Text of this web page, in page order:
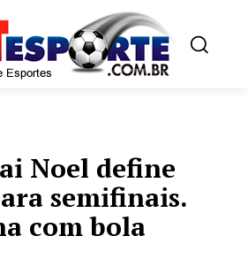
Noel define
semifinais.
com bola